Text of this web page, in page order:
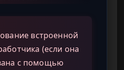
встроенной
(если она
с помощью